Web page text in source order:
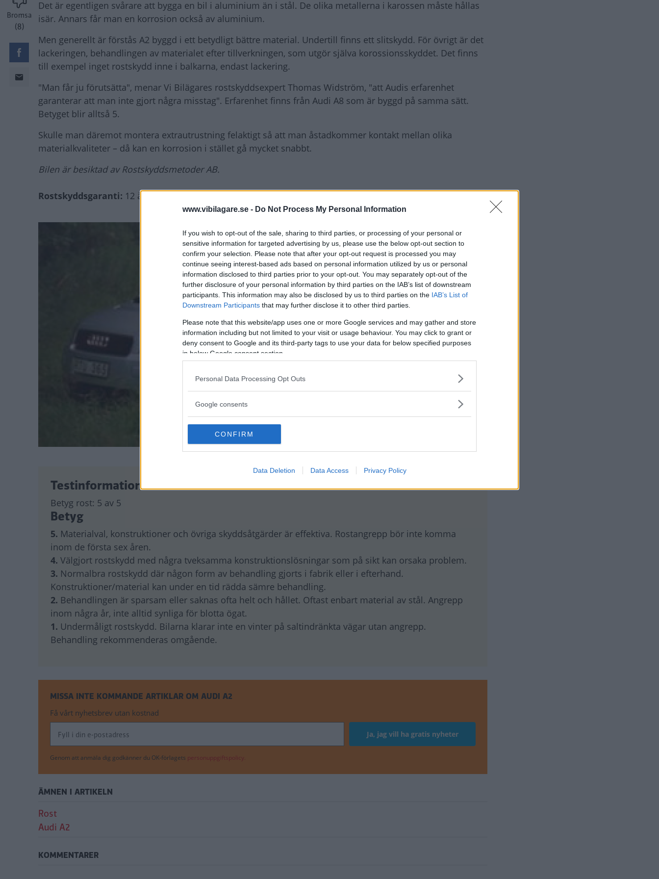
www.vibilagare.se - Do Not Process My Personal Information
If you wish to opt-out of the sale, sharing to third parties, or processing of your personal or
sensitive information for targeted advertising by us, please use the below opt-out section to
confirm your selection. Please note that after your opt-out request is processed you may
continue seeing interest-based ads based on personal information utilized by us or personal
information disclosed to third parties prior to your opt-out. You may separately opt-out of the
further disclosure of your personal information by third parties on the IAB’s list of downstream
participants. This information may also be disclosed by us to third parties on the IAB’s List of
Downstream Participants that may further disclose it to other third parties.
Please note that this website/app uses one or more Google services and may gather and store
information including but not limited to your visit or usage behaviour. You may click to grant or
deny consent to Google and its third-party tags to use your data for below specified purposes
in below Google consent section.
Personal Data Processing Opt Outs
Google consents
CONFIRM
Data Deletion Data Access Privacy Policy
Bromsa
(8)
Det är egentligen svårare att bygga en bil i aluminium än i stål. De olika metallerna i karossen måste hållas
isär. Annars får man en korrosion också av aluminium.
Men generellt är förstås A2 byggd i ett betydligt bättre material. Undertill finns ett slitskydd. För övrigt är det
lackeringen, behandlingen av materialet efter tillverkningen, som utgör själva korossionsskyddet. Det finns
till exempel inget rostskydd inne i balkarna, endast lackering.
"Man får ju förutsätta", menar Vi Bilägares rostskyddsexpert Thomas Widström, "att Audis erfarenhet
garanterar att man inte gjort några misstag". Erfarenhet finns från Audi A8 som är byggd på samma sätt.
Betyget blir alltså 5.
Skulle man däremot montera extrautrustning felaktigt så att man åstadkommer kontakt mellan olika
materialkvaliteter – då kan en korrosion i stället gå mycket snabbt.
Bilen är besiktad av Rostskyddsmetoder AB.
Rostskyddsgaranti: 12 år.
Testinformation
Betyg rost: 5 av 5
Betyg
5. Materialval, konstruktioner och övriga skyddsåtgärder är effektiva. Rostangrepp bör inte komma
inom de första sex åren.
4. Välgjort rostskydd med några tveksamma konstruktionslösningar som på sikt kan orsaka problem.
3. Normalbra rostskydd där någon form av behandling gjorts i fabrik eller i efterhand.
Konstruktioner/material kan under en tid rädda sämre behandling.
2. Behandlingen är sparsam eller saknas ofta helt och hållet. Oftast enbart material av stål. Angrepp
inom några år, inte alltid synliga för blotta ögat.
1. Undermåligt rostskydd. Bilarna klarar inte en vinter på saltindränkta vägar utan angrepp.
Behandling rekommenderas omgående.
MISSA INTE KOMMANDE ARTIKLAR OM AUDI A2
Få vårt nyhetsbrev utan kostnad
Genom att anmäla dig godkänner du OK-förlagets personuppgiftspolicy.
ÄMNEN I ARTIKELN
Rost
Audi A2
KOMMENTARER